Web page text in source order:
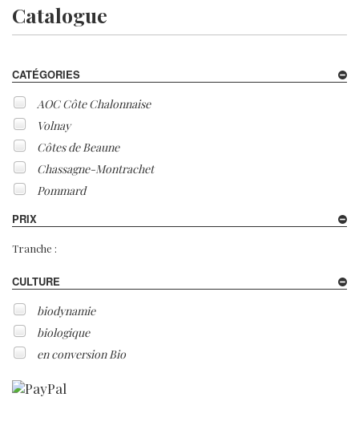
Catalogue
CATÉGORIES
AOC Côte Chalonnaise
Volnay
Côtes de Beaune
Chassagne-Montrachet
Pommard
PRIX
Tranche :
CULTURE
biodynamie
biologique
en conversion Bio